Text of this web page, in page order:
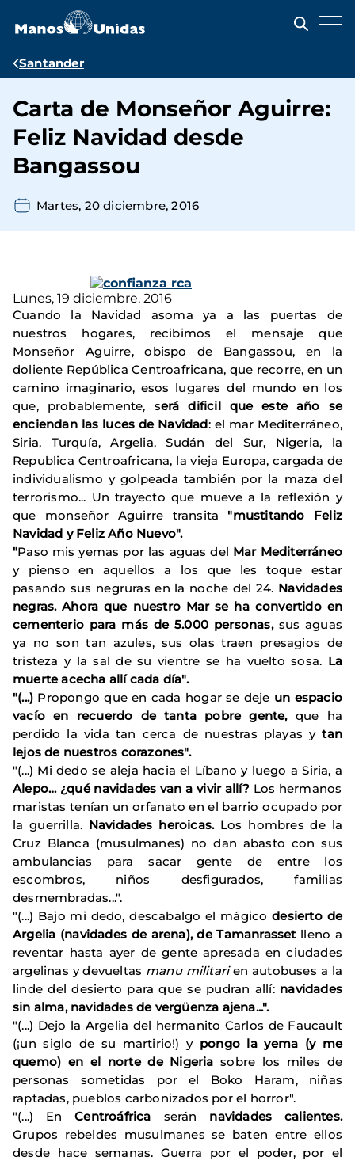
contenido
Ruta
navegación
Santander
Carta de Monseñor Aguirre:
Feliz Navidad desde
Bangassou
Martes, 20 diciembre, 2016
Lunes, 19 diciembre, 2016
Cuando la Navidad asoma ya a las puertas de
nuestros hogares, recibimos el mensaje que
Monseñor Aguirre, obispo de Bangassou, en la
doliente República Centroafricana, que recorre, en un
camino imaginario, esos lugares del mundo en los
que, probablemente, será dificil que este año se
enciendan las luces de Navidad: el mar Mediterráneo,
Siria, Turquía, Argelia, Sudán del Sur, Nigeria, la
Republica Centroafricana, la vieja Europa, cargada de
individualismo y golpeada también por la maza del
terrorismo... Un trayecto que mueve a la reflexión y
que monseñor Aguirre transita "mustitando Feliz
Navidad y Feliz Año Nuevo".
"Paso mis yemas por las aguas del Mar Mediterráneo
y pienso en aquellos a los que les toque estar
pasando sus negruras en la noche del 24. Navidades
negras. Ahora que nuestro Mar se ha convertido en
cementerio para más de 5.000 personas, sus aguas
ya no son tan azules, sus olas traen presagios de
tristeza y la sal de su vientre se ha vuelto sosa. La
muerte acecha allí cada día".
"(...) Propongo que en cada hogar se deje un espacio
vacío en recuerdo de tanta pobre gente, que ha
perdido la vida tan cerca de nuestras playas ytan
lejos de nuestros corazones".
"(...) Mi dedo se aleja hacia el Líbano y luego a Siria, a
Alepo… ¿qué navidades van a vivir allí? Los hermanos
maristas tenían un orfanato en el barrio ocupado por
la guerrilla. Navidades heroicas. Los hombres de la
Cruz Blanca (musulmanes) no dan abasto con sus
ambulancias para sacar gente de entre los
escombros, niños desfigurados, familias
desmembradas...".
"(...) Bajo mi dedo, descabalgo el mágico desierto de
Argelia (navidades de arena), de Tamanrasset lleno a
reventar hasta ayer de gente apresada en ciudades
argelinas y devueltas manu militarien autobuses a la
linde del desierto para que se pudran allí:navidades
sin alma, navidades de vergüenza ajena...".
"(...) Dejo la Argelia del hermanito Carlos de Faucault
(¡un siglo de su martirio!) ypongo la yema (y me
quemo) en el norte de Nigeriasobre los miles de
personas sometidas por el Boko Haram, niñas
raptadas, pueblos carbonizados por el horror".
"(...) En Centroáfrica serán navidades calientes.
Grupos rebeldes musulmanes se baten entre ellos
desde hace semanas. Guerra por el poder, por el